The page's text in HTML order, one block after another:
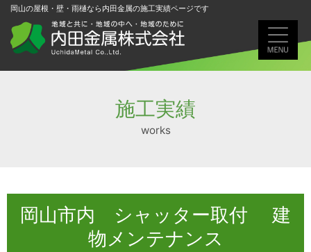
岡山の屋根・壁・雨樋なら内田金属の施工実績ページです
施工実績
works
岡山市内 シャッター取付 建
物メンテナンス